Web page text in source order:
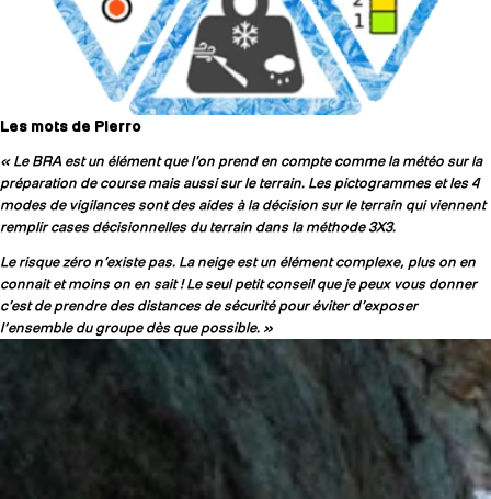
Les mots de Pierro
« Le BRA est un élément que l’on prend en compte comme la météo sur la
préparation de course mais aussi sur le terrain. Les pictogrammes et les 4
modes de vigilances sont des aides à la décision sur le terrain qui viennent
remplir cases décisionnelles du terrain dans la méthode 3X3.
Le risque zéro n’existe pas. La neige est un élément complexe, plus on en
connait et moins on en sait ! Le seul petit conseil que je peux vous donner
c’est de prendre des distances de sécurité pour éviter d’exposer
l‘ensemble du groupe dès que possible. »